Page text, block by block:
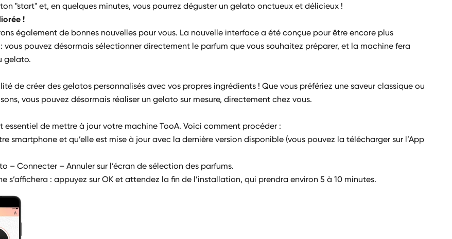
"start" et, en quelques minutes, vous pourrez déguster un gelato onctueux et délicieux !
!
également de bonnes nouvelles pour vous. La nouvelle interface a été conçue pour être encore plus
vous pouvez désormais sélectionner directement le parfum que vous souhaitez préparer, et la machine fera
gelato.
de créer des gelatos personnalisés avec vos propres ingrédients ! Que vous préfériez une saveur classique ou
vous pouvez désormais réaliser un gelato sur mesure, directement chez vous.
de mettre à jour votre machine TooA. Voici comment procéder :
smartphone et qu’elle est mise à jour avec la dernière version disponible (vous pouvez la télécharger sur l’App
– Connecter – Annuler sur l’écran de sélection des parfums.
s’affichera : appuyez sur OK et attendez la fin de l’installation, qui prendra environ 5 à 10 minutes.